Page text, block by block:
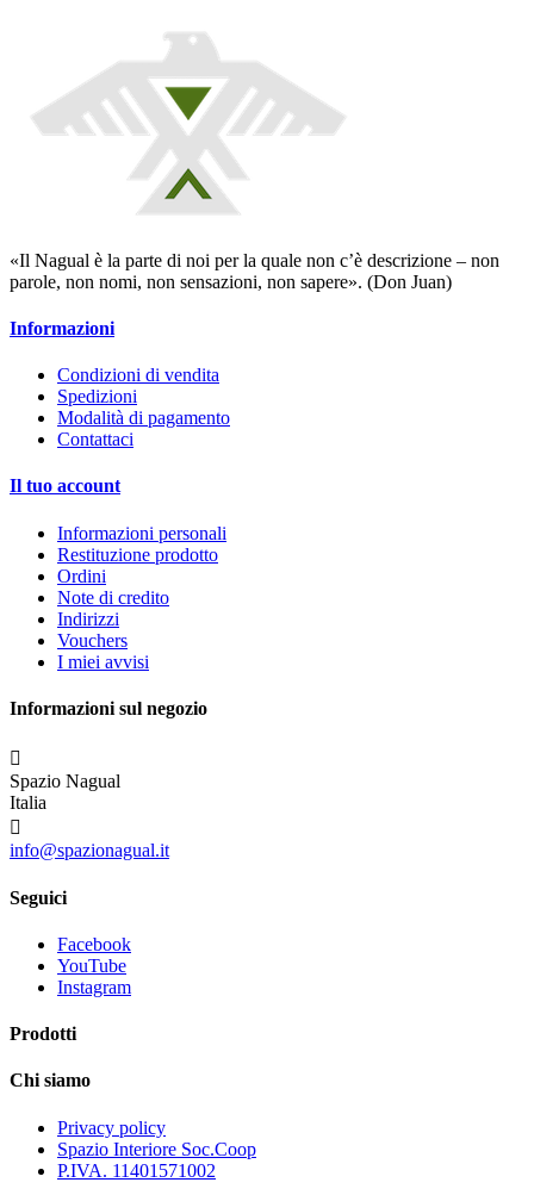
«Il Nagual è la parte di noi per la quale non c’è descrizione – non
parole, non nomi, non sensazioni, non sapere». (Don Juan)
Informazioni
Condizioni di vendita
Spedizioni
Modalità di pagamento
Contattaci
Il tuo account
Informazioni personali
Restituzione prodotto
Ordini
Note di credito
Indirizzi
Vouchers
I miei avvisi
Informazioni sul negozio

Spazio Nagual
Italia

info@spazionagual.it
Seguici
Facebook
YouTube
Instagram
Prodotti
Chi siamo
Privacy policy
Spazio Interiore Soc.Coop
P.IVA. 11401571002